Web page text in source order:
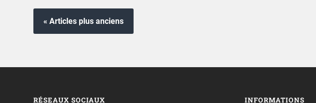
« Articles plus anciens
RÉSEAUX SOCIAUX INFORMATIONS